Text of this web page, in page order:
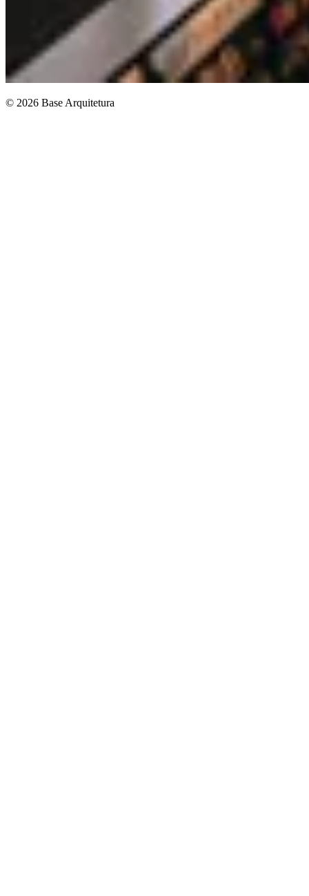
© 2026 Base Arquitetura